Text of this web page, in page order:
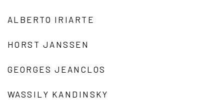
ALBERTO IRIARTE
HORST JANSSEN
GEORGES JEANCLOS
WASSILY KANDINSKY